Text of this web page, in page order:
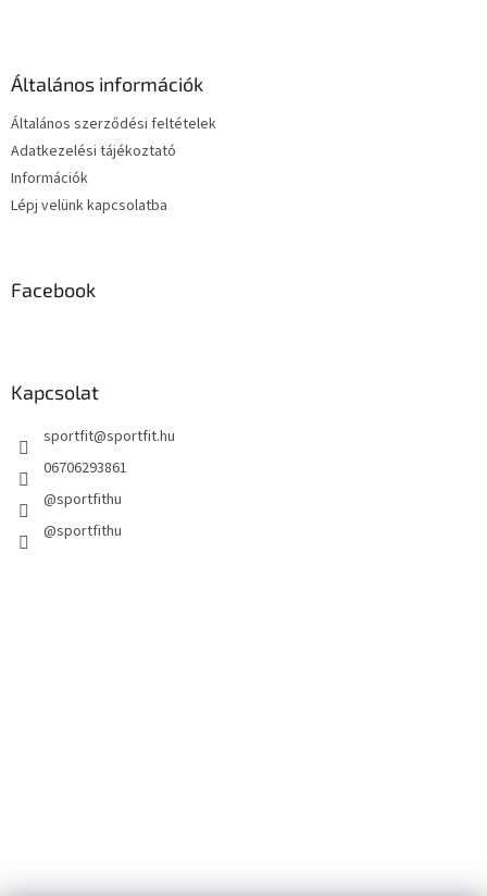
Általános információk
Általános szerződési feltételek
Adatkezelési tájékoztató
Információk
Lépj velünk kapcsolatba
Facebook
Kapcsolat
sportfit@sportfit.hu
06706293861
@sportfithu
@sportfithu